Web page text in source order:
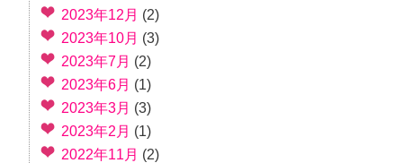
2023年12月 (2)
2023年10月 (3)
2023年7月 (2)
2023年6月 (1)
2023年3月 (3)
2023年2月 (1)
2022年11月 (2)